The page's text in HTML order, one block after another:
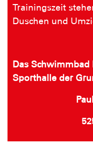
Trainingszeit
Duschen und
Das
Sporthalle der